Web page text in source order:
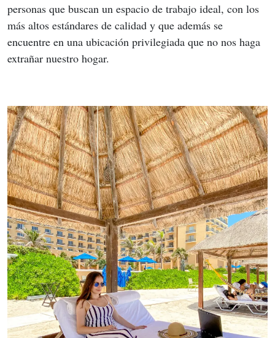
personas que buscan un espacio de trabajo ideal, con los
más altos estándares de calidad y que además se
encuentre en una ubicación privilegiada que no nos haga
extrañar nuestro hogar.